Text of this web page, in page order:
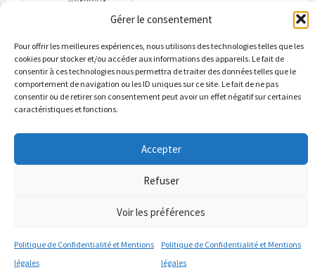
Gérer le consentement
Pour offrir les meilleures expériences, nous utilisons des technologies telles que les
cookies pour stocker et/ou accéder aux informations des appareils. Le fait de
consentir à ces technologies nous permettra de traiter des données telles que le
comportement de navigation ou les ID uniques sur ce site. Le fait de ne pas
consentir ou de retirer son consentement peut avoir un effet négatif sur certaines
caractéristiques et fonctions.
Accepter
Refuser
Voir les préférences
Politique de Confidentialité et Mentions
légales
Politique de Confidentialité et Mentions
légales
Bienvenue à Puycapel La municipalité
Actualités
Les bonnes adresses
Contacts & renseignements
Conformité à la loi RGPD
Puycapel.fr utilise des cookies pour améliorer les performance et
votre usage du site web. nous présumons de votre accord pour
le dicte et vous en donne le droit .